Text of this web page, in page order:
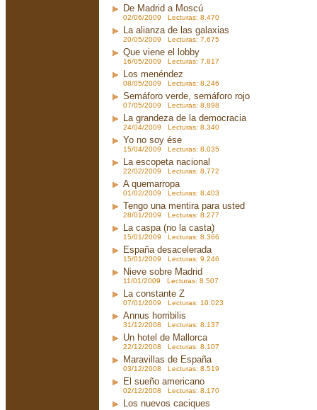
De Madrid a Moscú
02/06/2009 Lecturas: 8.470
La alianza de las galaxias
20/05/2009 Lecturas: 7.675
Que viene el lobby
16/05/2009 Lecturas: 7.817
Los menéndez
08/05/2009 Lecturas: 8.246
Semáforo verde, semáforo rojo
07/05/2009 Lecturas: 8.898
La grandeza de la democracia
24/04/2009 Lecturas: 8.340
Yo no soy ése
15/04/2009 Lecturas: 8.035
La escopeta nacional
22/02/2009 Lecturas: 8.772
A quemarropa
01/02/2009 Lecturas: 8.403
Tengo una mentira para usted
28/01/2009 Lecturas: 8.277
La caspa (no la casta)
15/01/2009 Lecturas: 8.366
España desacelerada
15/01/2009 Lecturas: 9.246
Nieve sobre Madrid
11/01/2009 Lecturas: 8.507
La constante Z
07/01/2009 Lecturas: 10.023
Annus horribilis
31/12/2008 Lecturas: 8.137
Un hotel de Mallorca
22/12/2008 Lecturas: 8.107
Maravillas de España
03/12/2008 Lecturas: 8.519
El sueño americano
02/12/2008 Lecturas: 8.170
Los nuevos caciques